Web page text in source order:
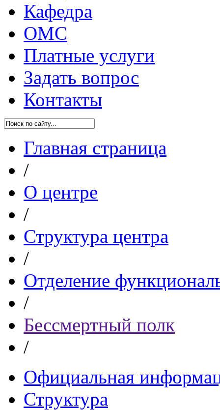
Кафедра
ОМС
Платные услуги
Задать вопрос
Контакты
Главная страница
/
О центре
/
Структура центра
/
Отделение
/
Бессмертный полк
/
Официальная
Структура